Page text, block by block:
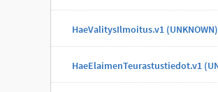
HaeValitysIlmoitus.v1 (UNKNOWN)